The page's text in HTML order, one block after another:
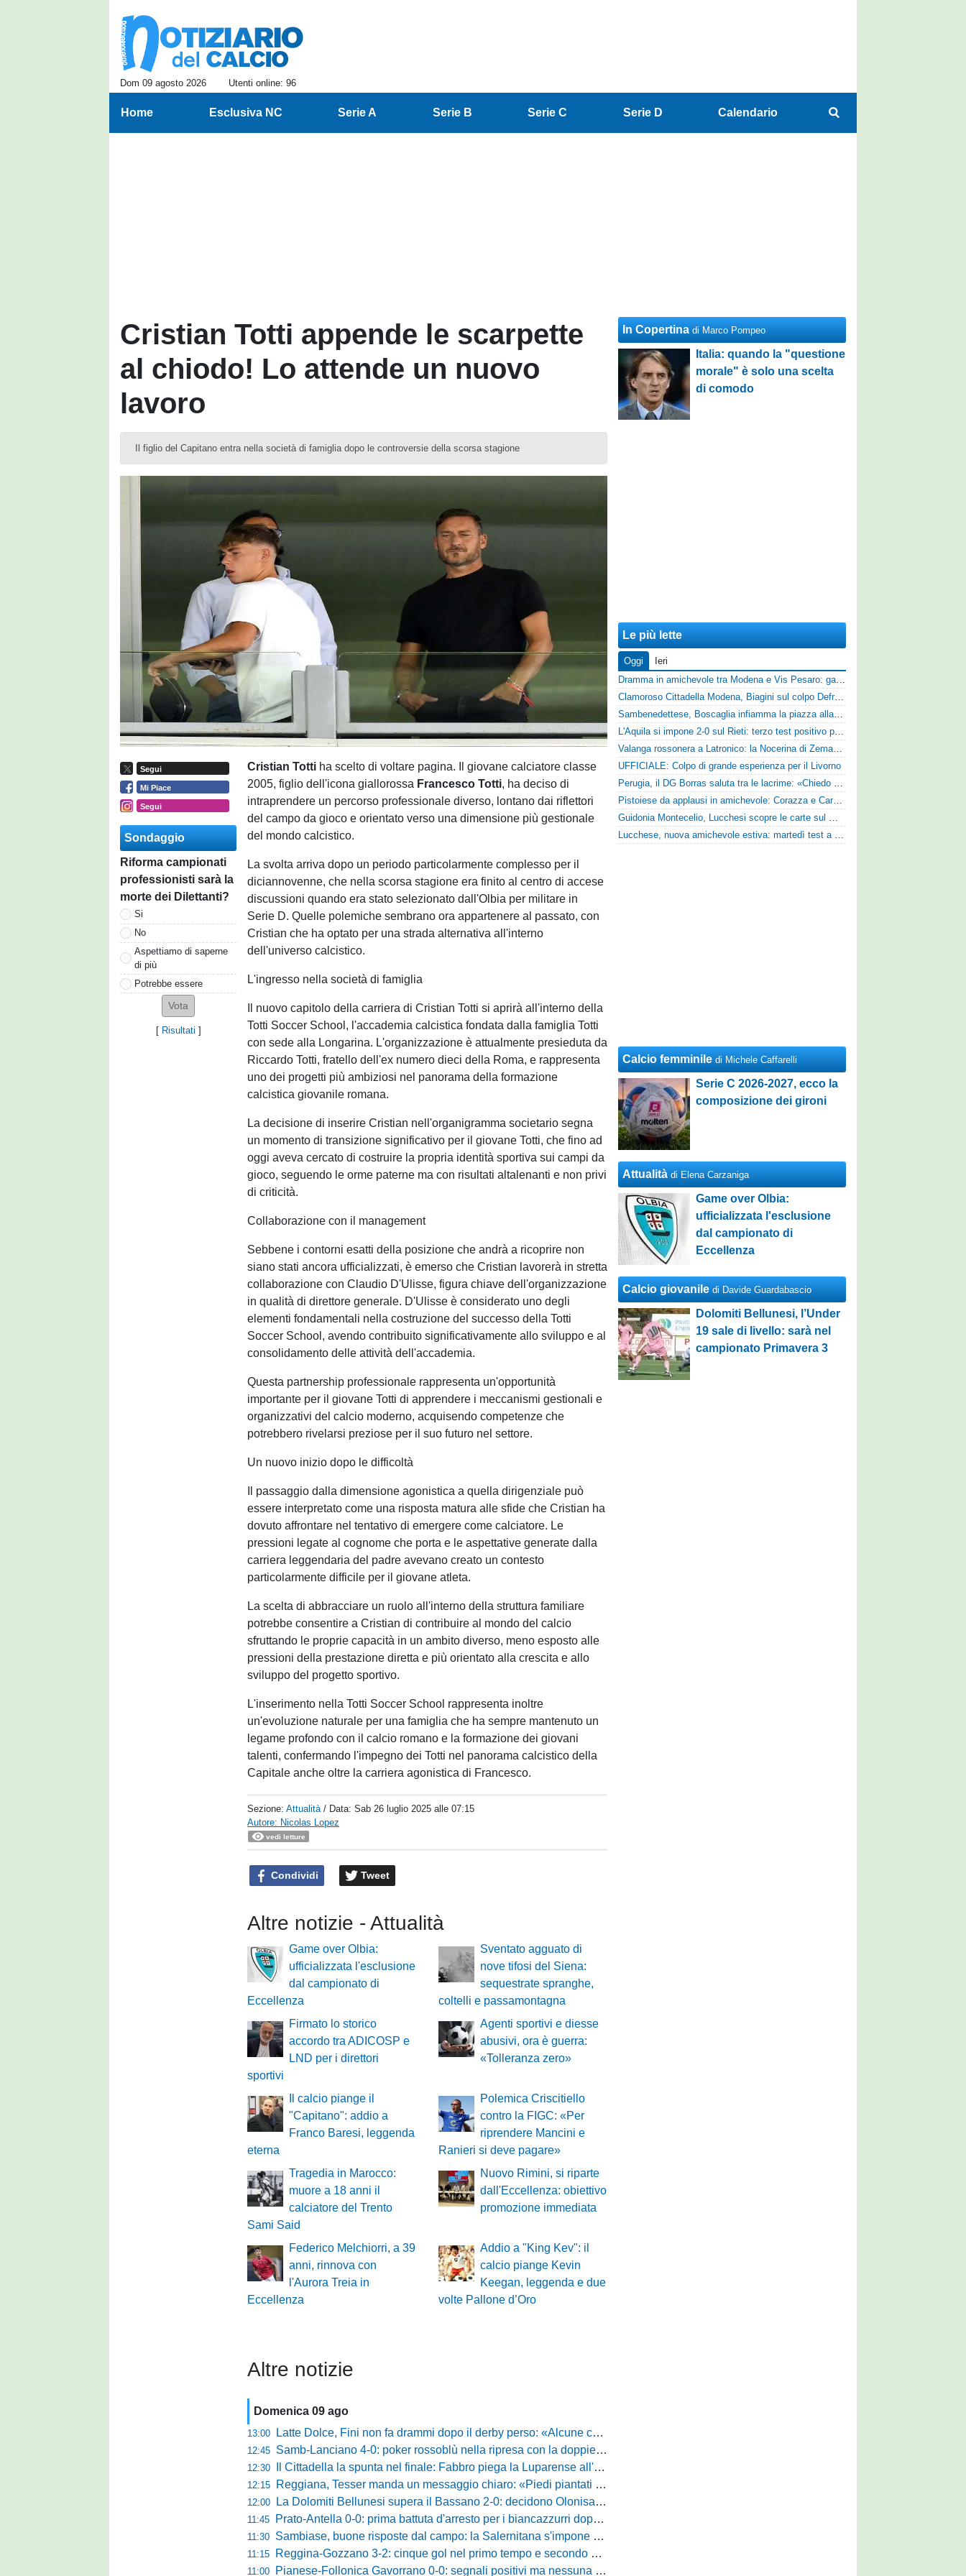
Dom 09 agosto 2026 Utenti online: 96
Home Esclusiva NC Serie A Serie B Serie C Serie D Calendario
Cristian Totti appende le scarpette
al chiodo! Lo attende un nuovo
lavoro
Il figlio del Capitano entra nella società di famiglia dopo le controversie della scorsa stagione
Segui
Mi Piace
Segui
Sondaggio
Riforma campionati
professionisti sarà la
morte dei Dilettanti?
Si
No
Aspettiamo di saperne
di più
Potrebbe essere
[ Risultati ]
Cristian Totti ha scelto di voltare pagina. Il giovane calciatore classe
2005, figlio dell'icona giallorossa Francesco Totti, ha deciso di
intraprendere un percorso professionale diverso, lontano dai riflettori
del campo da gioco e orientato verso una dimensione più gestionale
del mondo calcistico.
La svolta arriva dopo un periodo particolarmente complesso per il
diciannovenne, che nella scorsa stagione era finito al centro di accese
discussioni quando era stato selezionato dall'Olbia per militare in
Serie D. Quelle polemiche sembrano ora appartenere al passato, con
Cristian che ha optato per una strada alternativa all'interno
dell'universo calcistico.
L'ingresso nella società di famiglia
Il nuovo capitolo della carriera di Cristian Totti si aprirà all'interno della
Totti Soccer School, l'accademia calcistica fondata dalla famiglia Totti
con sede alla Longarina. L'organizzazione è attualmente presieduta da
Riccardo Totti, fratello dell'ex numero dieci della Roma, e rappresenta
uno dei progetti più ambiziosi nel panorama della formazione
calcistica giovanile romana.
La decisione di inserire Cristian nell'organigramma societario segna
un momento di transizione significativo per il giovane Totti, che fino ad
oggi aveva cercato di costruire la propria identità sportiva sui campi da
gioco, seguendo le orme paterne ma con risultati altalenanti e non privi
di criticità.
Collaborazione con il management
Sebbene i contorni esatti della posizione che andrà a ricoprire non
siano stati ancora ufficializzati, è emerso che Cristian lavorerà in stretta
collaborazione con Claudio D'Ulisse, figura chiave dell'organizzazione
in qualità di direttore generale. D'Ulisse è considerato uno degli
elementi fondamentali nella costruzione del successo della Totti
Soccer School, avendo contribuito significativamente allo sviluppo e al
consolidamento delle attività dell'accademia.
Questa partnership professionale rappresenta un'opportunità
importante per il giovane Totti di apprendere i meccanismi gestionali e
organizzativi del calcio moderno, acquisendo competenze che
potrebbero rivelarsi preziose per il suo futuro nel settore.
Un nuovo inizio dopo le difficoltà
Il passaggio dalla dimensione agonistica a quella dirigenziale può
essere interpretato come una risposta matura alle sfide che Cristian ha
dovuto affrontare nel tentativo di emergere come calciatore. Le
pressioni legate al cognome che porta e le aspettative generate dalla
carriera leggendaria del padre avevano creato un contesto
particolarmente difficile per il giovane atleta.
La scelta di abbracciare un ruolo all'interno della struttura familiare
potrebbe consentire a Cristian di contribuire al mondo del calcio
sfruttando le proprie capacità in un ambito diverso, meno esposto alle
pressioni della prestazione diretta e più orientato alla crescita e allo
sviluppo del progetto sportivo.
L'inserimento nella Totti Soccer School rappresenta inoltre
un'evoluzione naturale per una famiglia che ha sempre mantenuto un
legame profondo con il calcio romano e la formazione dei giovani
talenti, confermando l'impegno dei Totti nel panorama calcistico della
Capitale anche oltre la carriera agonistica di Francesco.
Sezione:Attualità / Data:Sab 26 luglio 2025 alle 07:15
Autore: Nicolas Lopez
vedi letture
Condividi Tweet
Altre notizie - Attualità
Game over Olbia:
ufficializzata l'esclusione
dal campionato di
Eccellenza
Sventato agguato di
nove tifosi del Siena:
sequestrate spranghe,
coltelli e passamontagna
Firmato lo storico
accordo tra ADICOSP e
LND per i direttori
sportivi
Agenti sportivi e diesse
abusivi, ora è guerra:
«Tolleranza zero»
Il calcio piange il
"Capitano": addio a
Franco Baresi, leggenda
eterna
Polemica Criscitiello
contro la FIGC: «Per
riprendere Mancini e
Ranieri si deve pagare»
Tragedia in Marocco:
muore a 18 anni il
calciatore del Trento
Sami Said
Nuovo Rimini, si riparte
dall'Eccellenza: obiettivo
promozione immediata
Federico Melchiorri, a 39
anni, rinnova con
l'Aurora Treia in
Eccellenza
Addio a "King Kev": il
calcio piange Kevin
Keegan, leggenda e due
volte Pallone d’Oro
Altre notizie
Domenica 09 ago
13:00 Latte Dolce, Fini non fa drammi dopo il derby perso: «Alcune cose non mi sono piaciute, ma siamo sulla strada giusta»
12:45 Samb-Lanciano 4-0: poker rossoblù nella ripresa con la doppietta di Faggioli e i gol di Candellori e Perrotta
12:30 Il Cittadella la spunta nel finale: Fabbro piega la Luparense all'88'
12:15 Reggiana, Tesser manda un messaggio chiaro: «Piedi piantati a terra, ma la crescita è evidente»
12:00 La Dolomiti Bellunesi supera il Bassano 2-0: decidono Olonisakin e Mondonico
11:45 Prato-Antella 0-0: prima battuta d'arresto per i biancazzurri dopo tre successi
11:30 Sambiase, buone risposte dal campo: la Salernitana s'impone di misura 2-1
11:15 Reggina-Gozzano 3-2: cinque gol nel primo tempo e secondo successo per la squadra di Marchionni
11:00 Pianese-Follonica Gavorrano 0-0: segnali positivi ma nessuna rete nell'ultimo collaudo
In Copertina di Marco Pompeo
Italia: quando la "questione
morale" è solo una scelta
di comodo
Le più lette
Oggi
Ieri
Dramma in amichevole tra Modena e Vis Pesaro: gara sospesa per il grave infortunio di Sersanti
Clamoroso Cittadella Modena, Biagini sul colpo Defrel: «Per noi rappresenta un sogno, a volte si realizzano»
Sambenedettese, Boscaglia infiamma la piazza alla presentazione: «Senza di voi non saremmo nulla, vi promettiamo lavoro e maglia sudata»
L'Aquila si impone 2-0 sul Rieti: terzo test positivo per la squadra di Andreucci
Valanga rossonera a Latronico: la Nocerina di Zeman ne fa 9 all'Atletico Agromonte
UFFICIALE: Colpo di grande esperienza per il Livorno
Perugia, il DG Borras saluta tra le lacrime: «Chiedo scusa a tifosi e famiglia, Faroni ha perso tantissimi soldi»
Pistoiese da applausi in amichevole: Corazza e Cardelli piegano lo Scandicci per 1-0
Guidonia Montecelio, Lucchesi scopre le carte sul mercato: «Siamo contenti del lavoro fatto, puntiamo dritti ai playoff»
Lucchese, nuova amichevole estiva: martedì test a Montepulciano contro il Taranto
Calcio femminile di Michele Caffarelli
Serie C 2026-2027, ecco la
composizione dei gironi
Attualità di Elena Carzaniga
Game over Olbia:
ufficializzata l'esclusione
dal campionato di
Eccellenza
Calcio giovanile di Davide Guardabascio
Dolomiti Bellunesi, l’Under
19 sale di livello: sarà nel
campionato Primavera 3